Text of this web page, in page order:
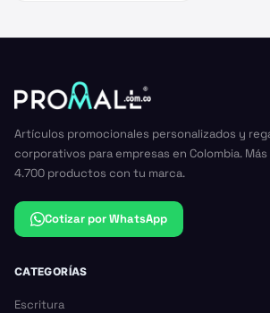
Artículos promocionales personalizados y
corporativos para empresas en Colombia. Más
4.700 productos con tu marca.
Cotizar por WhatsApp
CATEGORÍAS
Escritura